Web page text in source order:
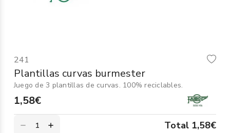
Seguridad
Material Escolar ›
241
Plantillas curvas burmester
Juego de 3 plantillas de curvas. 100% reciclables.
1,58€
Total 1,58€